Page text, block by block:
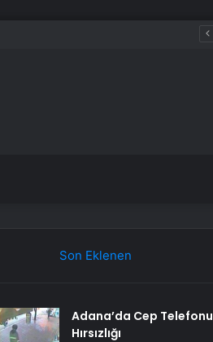
Son Eklenen
Adana’da Cep Telefonu
Hırsızlığı